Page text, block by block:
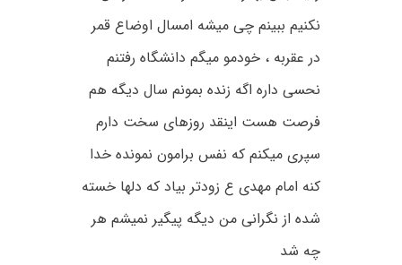
نکنیم ببینم چی میشه امسال اوضاع قمر
در عقربه ، خودمو میگم دانشگاه رفتنم
نحسی داره اگه زنده بمونم سال دیگه هم
فرصت هست اینقد روزهای سخت دارم
سپری میکنم که نفس برامون نمونده خدا
کنه امام مهدی ع زودتر بیاد که دلها خسته
شده از نگرانی من دیگه پیگیر نمیشم هر
چه شد